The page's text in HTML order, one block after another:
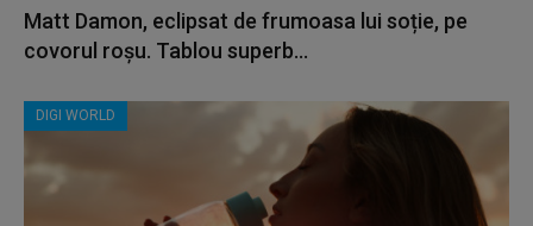
Matt Damon, eclipsat de frumoasa lui soție, pe
covorul roșu. Tablou superb...
DIGI WORLD